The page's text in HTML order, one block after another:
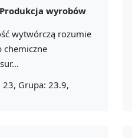
Produkcja wyrobów
wytwórczą rozumie
chemiczne
23, Grupa: 23.9,